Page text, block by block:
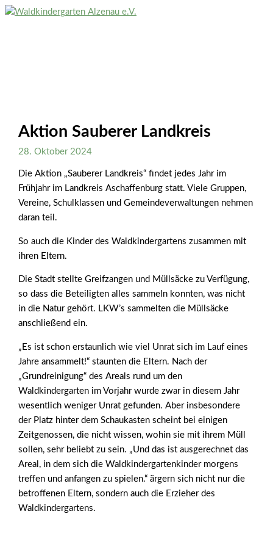
Zum
Aktion Sauberer Landkreis
28. Oktober 2024
Die Aktion „Sauberer Landkreis“ findet jedes Jahr im
Frühjahr im Landkreis Aschaffenburg statt. Viele Gruppen,
Vereine, Schulklassen und Gemeindeverwaltungen nehmen
daran teil.
So auch die Kinder des Waldkindergartens zusammen mit
ihren Eltern.
Die Stadt stellte Greifzangen und Müllsäcke zu Verfügung,
so dass die Beteiligten alles sammeln konnten, was nicht
in die Natur gehört. LKW’s sammelten die Müllsäcke
anschließend ein.
„Es ist schon erstaunlich wie viel Unrat sich im Lauf eines
Jahre ansammelt!“ staunten die Eltern. Nach der
„Grundreinigung“ des Areals rund um den
Waldkindergarten im Vorjahr wurde zwar in diesem Jahr
wesentlich weniger Unrat gefunden. Aber insbesondere
der Platz hinter dem Schaukasten scheint bei einigen
Zeitgenossen, die nicht wissen, wohin sie mit ihrem Müll
sollen, sehr beliebt zu sein. „Und das ist ausgerechnet das
Areal, in dem sich die Waldkindergartenkinder morgens
treffen und anfangen zu spielen.“ ärgern sich nicht nur die
betroffenen Eltern, sondern auch die Erzieher des
Waldkindergartens.